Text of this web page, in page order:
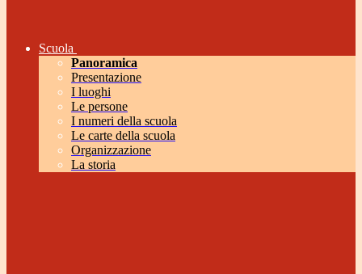
Scuola
Panoramica
Presentazione
I luoghi
Le persone
I numeri della scuola
Le carte della scuola
Organizzazione
La storia